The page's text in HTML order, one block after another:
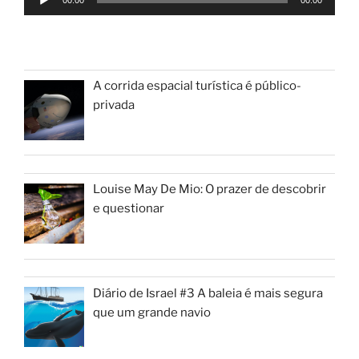
kA corrida espacial turística é público-
privada
Louise May De Mio: O prazer de descobrir
e questionar
Diário de Israel #3 A baleia é mais segura
que um grande navio